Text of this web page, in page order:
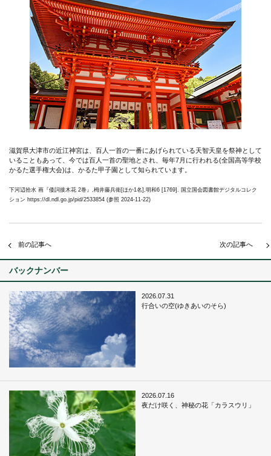
滋賀県大津市の近江神宮は、百人一首の一番にあげられている天智天皇を祭神として
いることもあって、今では百人一首の聖地とされ、毎年7月に行われる(全国高等学校
かるた選手権大会)は、かるた甲子園として知られています。
下河辺拾水 画『倭詞接木花 2巻』,栂井藤兵衛[ほか1名],明和6 [1769]. 国立国会図書館デジタルコレク
ション https://dl.ndl.go.jp/pid/2533854 (参照 2024-11-22)
前の記事へ 次の記事へ
バックナンバー
2026.07.31
行合いの空(ゆきあいのそら)
2026.07.16
夜だけ咲く、神秘の花「カラスウリ」